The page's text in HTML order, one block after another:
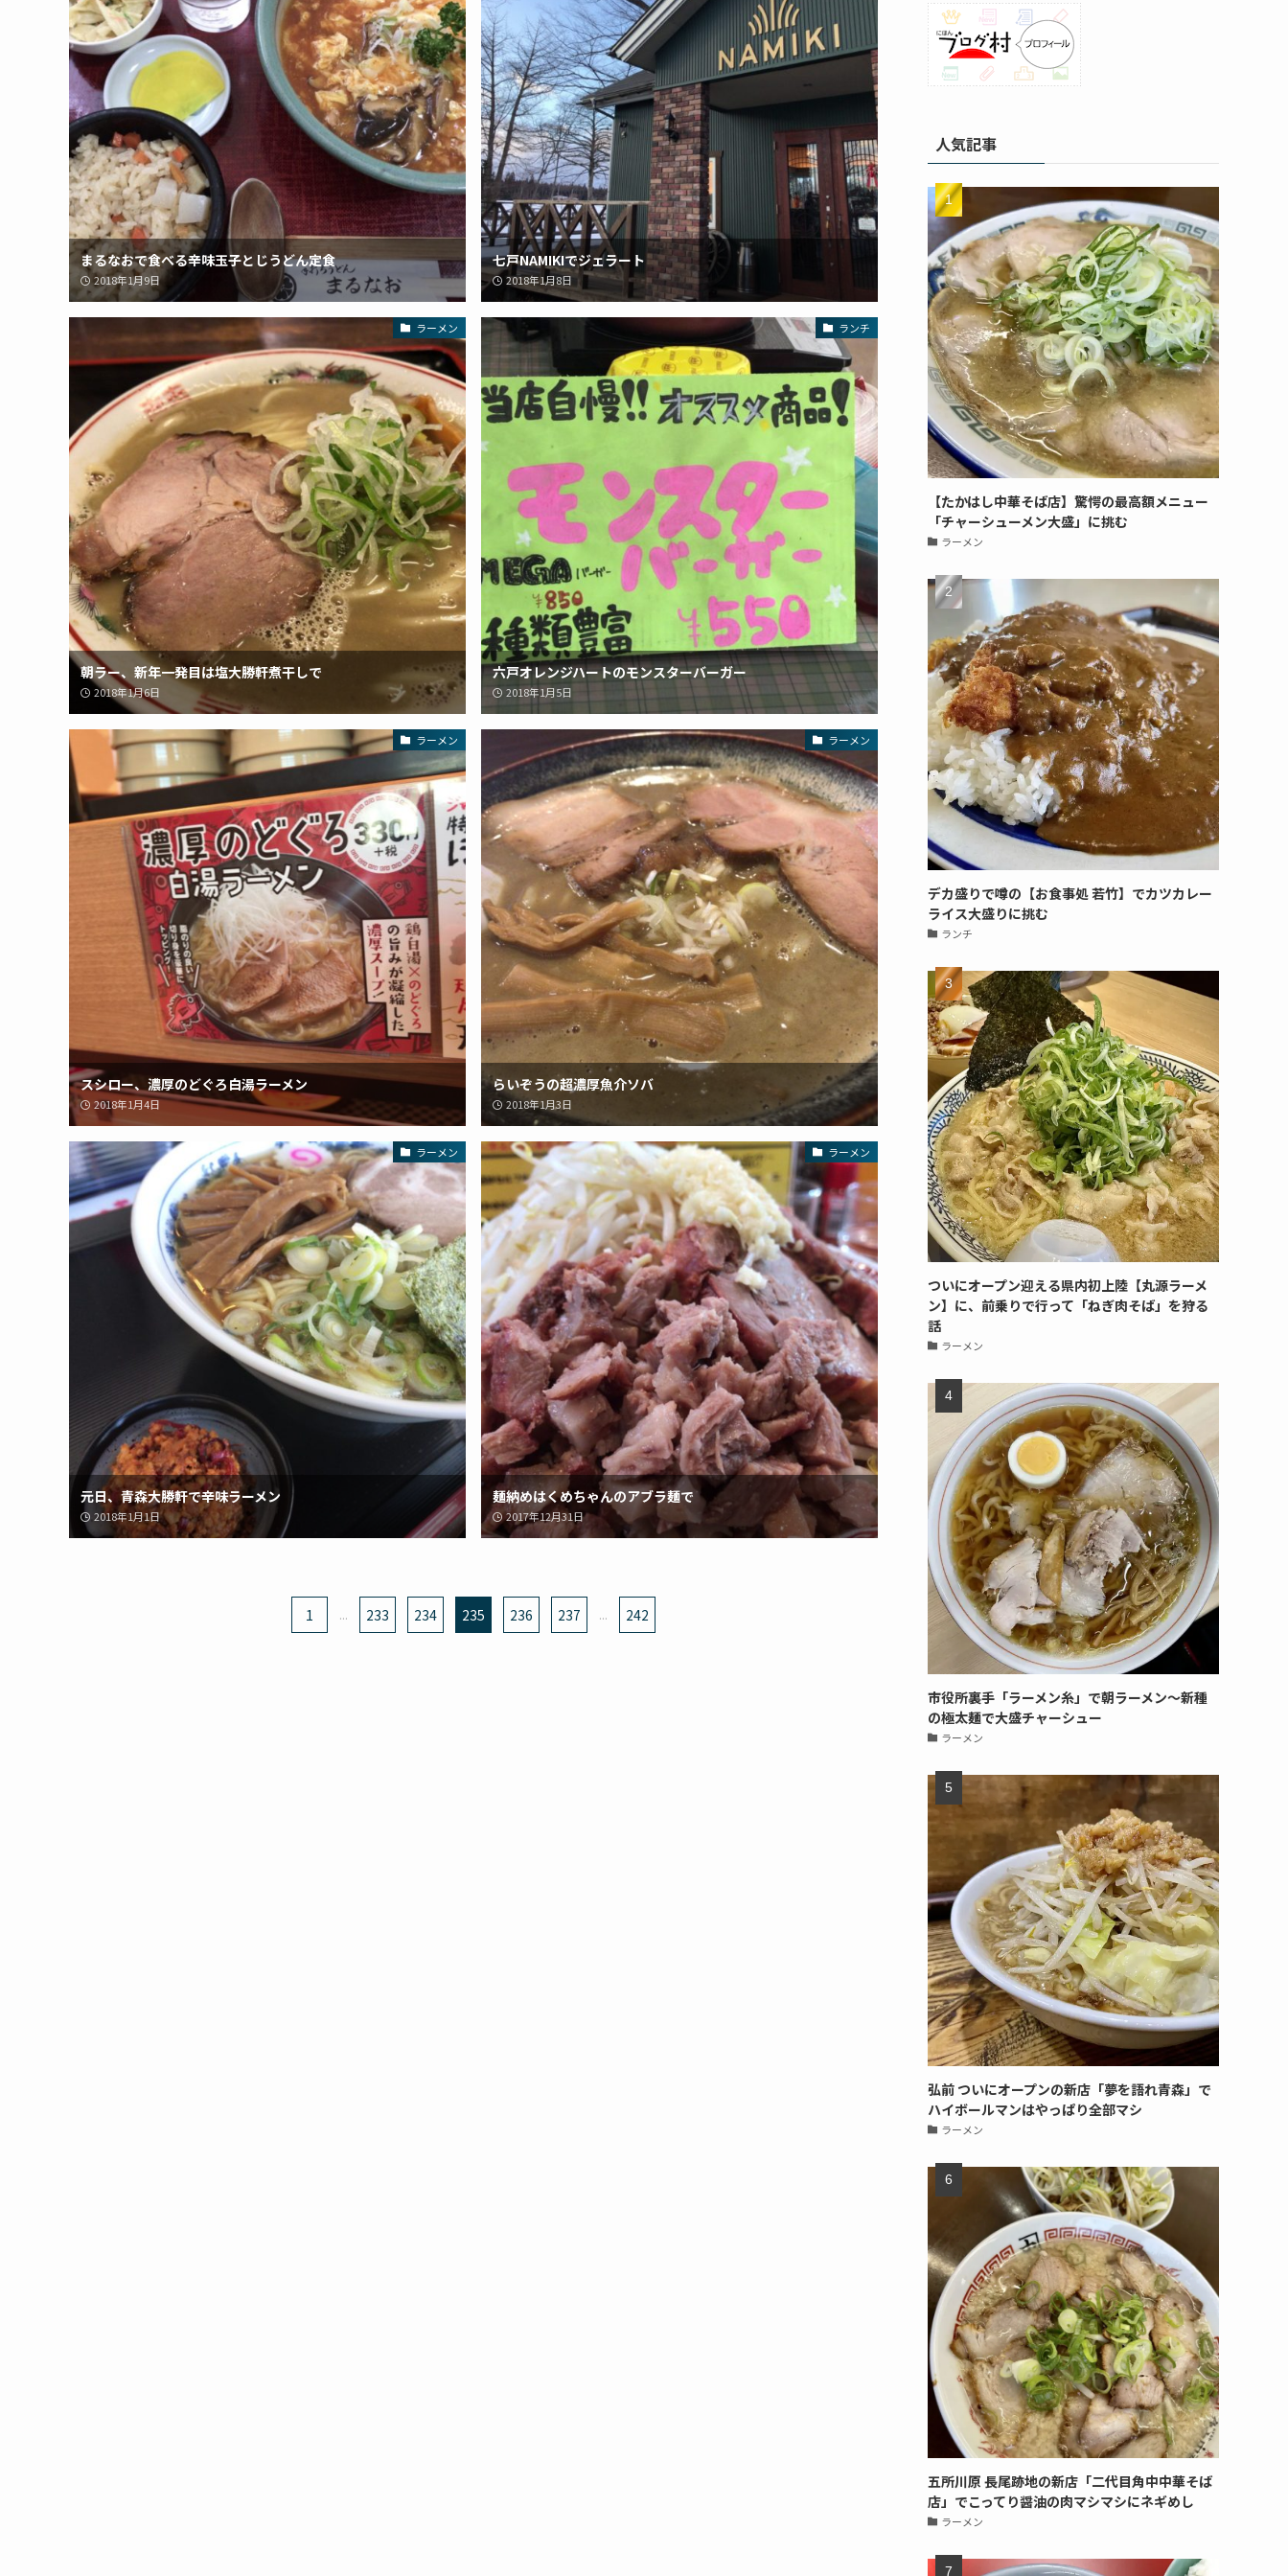
まるなおで食べる辛味玉子とじうどん定食
2018年1月9日
七戸NAMIKIでジェラート
2018年1月8日
ラーメン
朝ラー、新年一発目は塩大勝軒煮干しで
2018年1月6日
ランチ
六戸オレンジハートのモンスターバーガー
2018年1月5日
ラーメン
スシロー、濃厚のどぐろ白湯ラーメン
2018年1月4日
ラーメン
らいぞうの超濃厚魚介ソバ
2018年1月3日
ラーメン
元日、青森大勝軒で辛味ラーメン
2018年1月1日
ラーメン
麺納めはくめちゃんのアブラ麺で
2017年12月31日
1 ... 233 234 235 236 237 ... 242
人気記事
【たかはし中華そば店】驚愕の最高額メニュー
「チャーシューメン大盛」に挑む
ラーメン
デカ盛りで噂の【お食事処 若竹】でカツカレー
ライス大盛りに挑む
ランチ
ついにオープン迎える県内初上陸【丸源ラーメ
ン】に、前乗りで行って「ねぎ肉そば」を狩る
話
ラーメン
市役所裏手「ラーメン糸」で朝ラーメン〜新種
の極太麺で大盛チャーシュー
ラーメン
弘前 ついにオープンの新店「夢を語れ青森」で
ハイボールマンはやっぱり全部マシ
ラーメン
五所川原 長尾跡地の新店「二代目角中中華そば
店」でこってり醤油の肉マシマシにネギめし
ラーメン